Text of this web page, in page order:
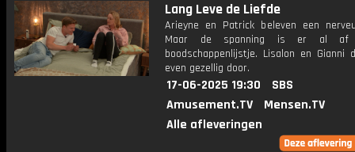
Lang Leve de Liefde
Arieyne en Patrick beleven een
Maar de spanning is er al
boodschappenlijstje. Lisalon en Gianni
even gezellig door.
17-06-2025 19:30
SBS
Amusement.TV
Mensen.TV
Alle afleveringen